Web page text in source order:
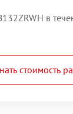
в
стоимость